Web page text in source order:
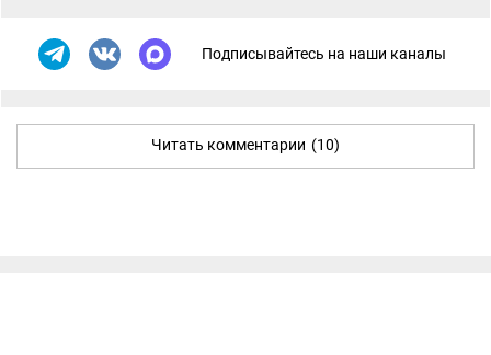
Подписывайтесь на наши каналы
Читать комментарии (10)